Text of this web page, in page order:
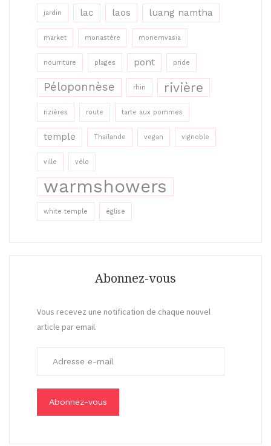
jardin lac laos luang namtha
market monastère monemvasia
nourriture plages pont pride
Péloponnèse rhin rivière
rizières route tarte aux pommes
temple Thaïlande vegan vignoble
ville vélo
warmshowers
white temple église
Abonnez-vous
Vous recevez une notification de chaque nouvel
article par email.
s